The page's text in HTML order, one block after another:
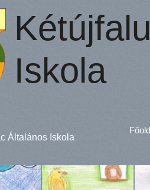
Iskola
Általános Iskola